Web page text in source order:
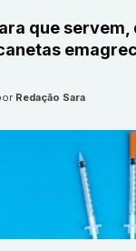
que
Redação Sara